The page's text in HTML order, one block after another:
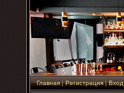
Главная|Регистрация|Вход